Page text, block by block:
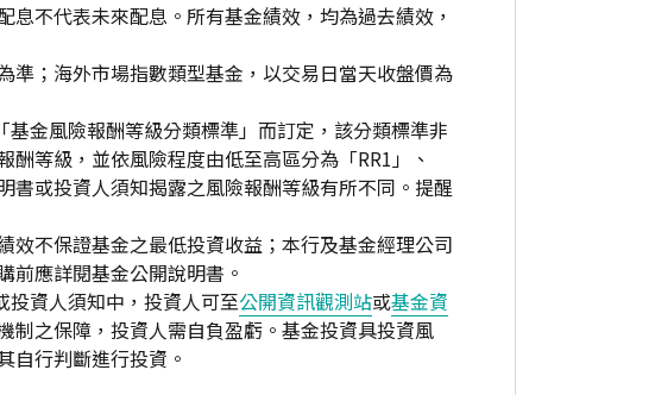
不代表未來配息。所有基金績效，均為過去績效，
準；海外市場指數類型基金，以交易日當天收盤價為
金風險報酬等級分類標準」而訂定，該分類標準非
等級，並依風險程度由低至高區分為「RR1」、
書或投資人須知揭露之風險報酬等級有所不同。提醒
不保證基金之最低投資收益；本行及基金經理公司
前應詳閱基金公開說明書。
投資人須知中，投資人可至公開資訊觀測站或基金資
制之保障，投資人需自負盈虧。基金投資具投資風
自行判斷進行投資。